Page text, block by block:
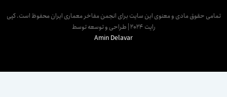
حقوق مادی و معنوی این سایت برای انجمن مفاخر معماری ایران محفوظ است. کپی
رایت 2024 | طراحی و توسعه توسط
Amin Delavar